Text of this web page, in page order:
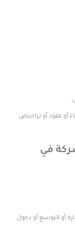
عقود أو تراخيص
في
التوسع أو دخول